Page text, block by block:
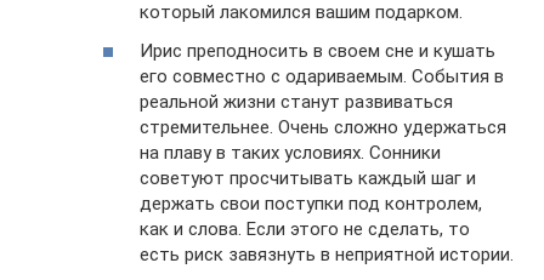
который лакомился вашим подарком.
Ирис преподносить в своем сне и кушать
его совместно с одариваемым. События в
реальной жизни станут развиваться
стремительнее. Очень сложно удержаться
на плаву в таких условиях. Сонники
советуют просчитывать каждый шаг и
держать свои поступки под контролем,
как и слова. Если этого не сделать, то
есть риск завязнуть в неприятной истории.